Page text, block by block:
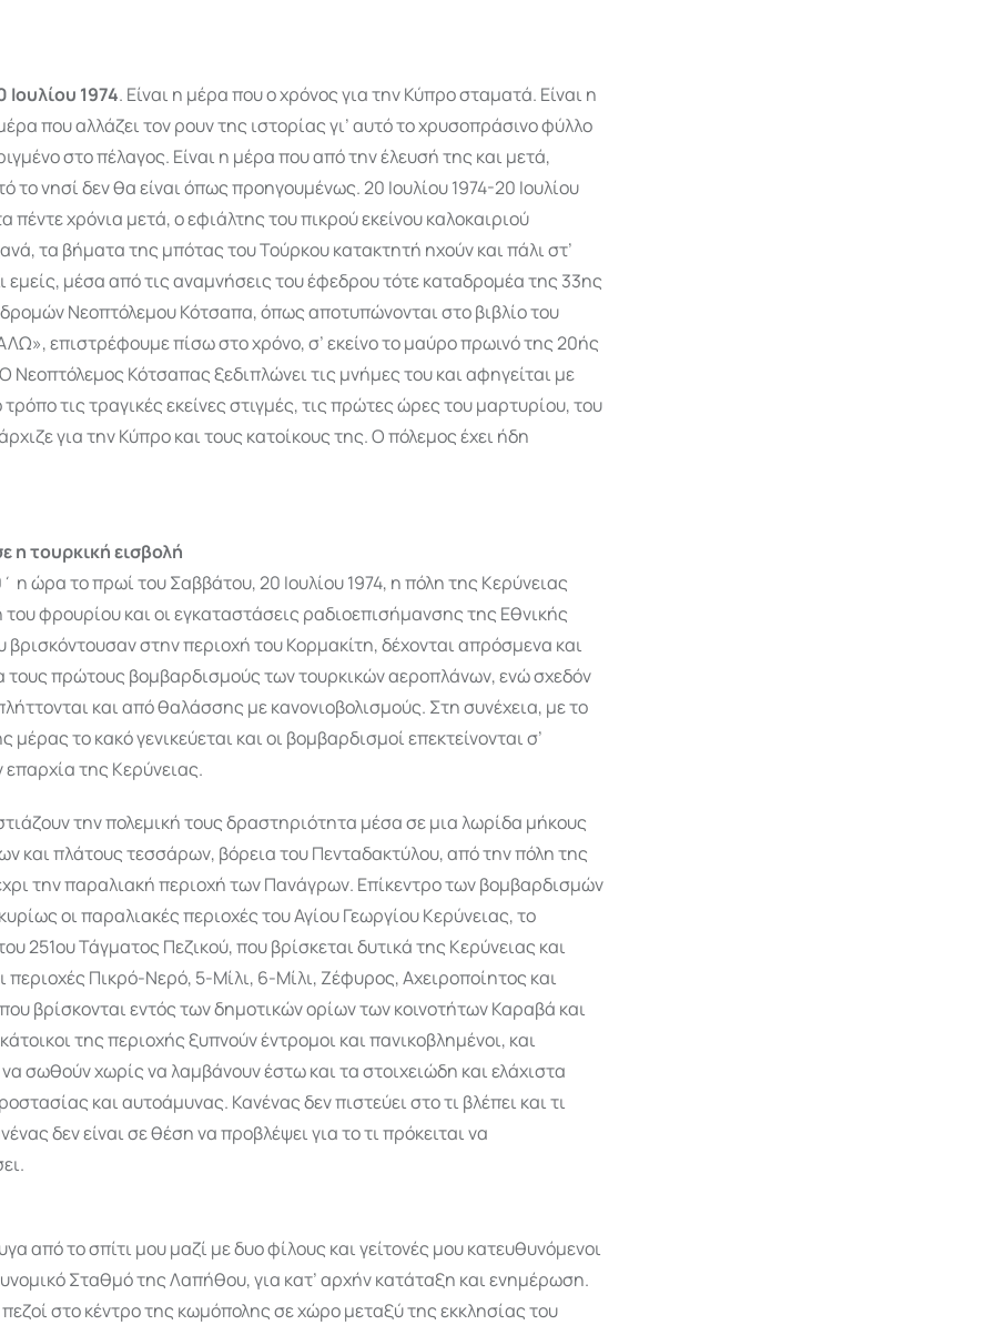
Ιουλίου 1974. Είναι η μέρα που ο χρόνος για την Κύπρο σταματά. Είναι η
που αλλάζει τον ρουν της ιστορίας γι’ αυτό το χρυσοπράσινο φύλλο
στο πέλαγος. Είναι η μέρα που από την έλευσή της και μετά,
το νησί δεν θα είναι όπως προηγουμένως. 20 Ιουλίου 1974-20 Ιουλίου
πέντε χρόνια μετά, ο εφιάλτης του πικρού εκείνου καλοκαιριού
τα βήματα της μπότας του Τούρκου κατακτητή ηχούν και πάλι στ’
εμείς, μέσα από τις αναμνήσεις του έφεδρου τότε καταδρομέα της 33ης
Νεοπτόλεμου Κότσαπα, όπως αποτυπώνονται στο βιβλίο του
επιστρέφουμε πίσω στο χρόνο, σ’ εκείνο το μαύρο πρωινό της 20ής
Ο Νεοπτόλεμος Κότσαπας ξεδιπλώνει τις μνήμες του και αφηγείται με
τις τραγικές εκείνες στιγμές, τις πρώτες ώρες του μαρτυρίου, του
για την Κύπρο και τους κατοίκους της. Ο πόλεμος έχει ήδη
η τουρκική εισβολή
η ώρα το πρωί του Σαββάτου, 20 Ιουλίου 1974, η πόλη της Κερύνειας
του φρουρίου και οι εγκαταστάσεις ραδιοεπισήμανσης της Εθνικής
στην περιοχή του Κορμακίτη, δέχονται απρόσμενα και
πρώτους βομβαρδισμούς των τουρκικών αεροπλάνων, ενώ σχεδόν
και από θαλάσσης με κανονιοβολισμούς. Στη συνέχεια, με το
το κακό γενικεύεται και οι βομβαρδισμοί επε­κτείνονται σ’
επαρχία της Κερύνειας.
την πολεμική τους δραστηριότητα μέσα σε μια λωρίδα μήκους
και πλάτους τεσσάρων, βόρεια του Πεντα­δακτύλου, από την πόλη της
την παραλιακή περιοχή των Πανάγρων. Επίκεντρο των βομβαρδισμών
οι παρα­λιακές περιοχές του Αγίου Γεωργίου Κερύνειας, το
251ου Τάγματος Πεζικού, που βρίσκεται δυτικά της Κερύνειας και
περιοχές Πικρό-Νερό, 5-Μίλι, 6-Μίλι, Ζέφυρος, Αχειροποίητος και
βρίσκονται εντός των δημοτικών ορίων των κοινοτή­των Καραβά και
της περιοχής ξυπνούν έντρομοι και πανικοβλημένοι, και
σωθούν χωρίς να λαμβάνουν έστω και τα στοιχειώδη και ελάχιστα
και αυτοάμυνας. Κανένας δεν πιστεύει στο τι βλέπει και τι
δεν είναι σε θέση να προβλέψει για το τι πρόκειται να
από το σπίτι μου μαζί με δυο φίλους και γείτονές μου κατευθυνόμενοι
Σταθμό της Λαπήθου, για κατ’ αρχήν κατάταξη και ενημέρωση.
στο κέντρο της κωμόπολης σε χώρο μεταξύ της εκκλησίας του